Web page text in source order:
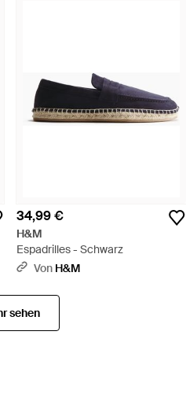
34,99 €
H&M
Espadrilles - Schwarz
Von H&M
sehen